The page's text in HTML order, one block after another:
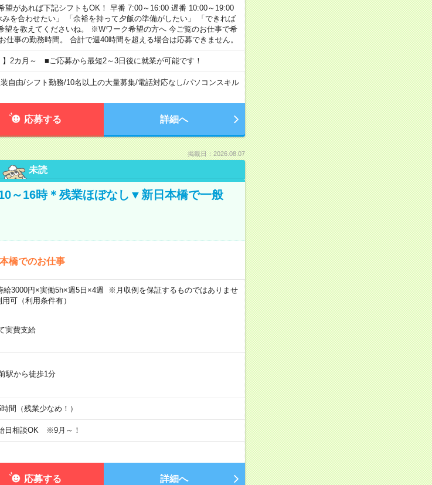
望があれば下記シフトもOK！ 早番 7:00～16:00 遅番 10:00～19:00
を合わせたい」 「余裕を持って夕飯の準備がしたい」 「できれば
望を教えてくださいね。 ※Wワーク希望の方へ 今ご覧のお仕事で希
仕事の勤務時間。 合計で週40時間を超える場合は応募できません。
】2カ月～ ■ご応募から最短2～3日後に就業が可能です！
自由/シフト勤務/10名以上の大量募集/電話対応なし/パソコンスキル
応募する 詳細へ
掲載日：2026.08.07
未読
～16時＊残業ほぼなし▼新日本橋で一般
橋でのお仕事
3000円×実働5h×週5日×4週 ※月収例を保証するものではありませ
可（利用条件有）
実費支給
駅から徒歩1分
間（残業少なめ！）
日相談OK ※9月～！
応募する 詳細へ